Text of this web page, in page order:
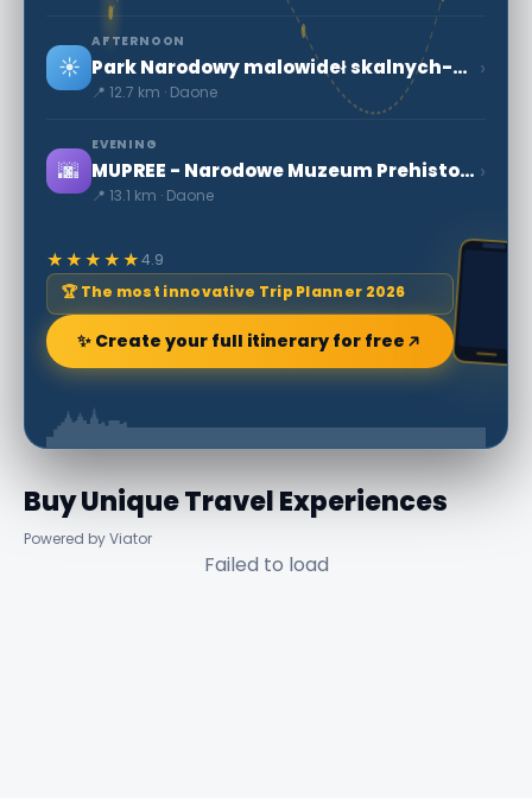
☀️
AFTERNOON
Park Narodowy malowideł skalnych-Val Camonica
📍 12.7 km · Daone
›
🌆
EVENING
MUPREE - Narodowe Muzeum Prehistorii Doliny Camonica
📍 13.1 km · Daone
›
★★★★★4.9
🏆 The most innovative Trip Planner 2026
✨ Create your full itinerary for free
Buy Unique Travel Experiences
Powered by Viator
Failed to load